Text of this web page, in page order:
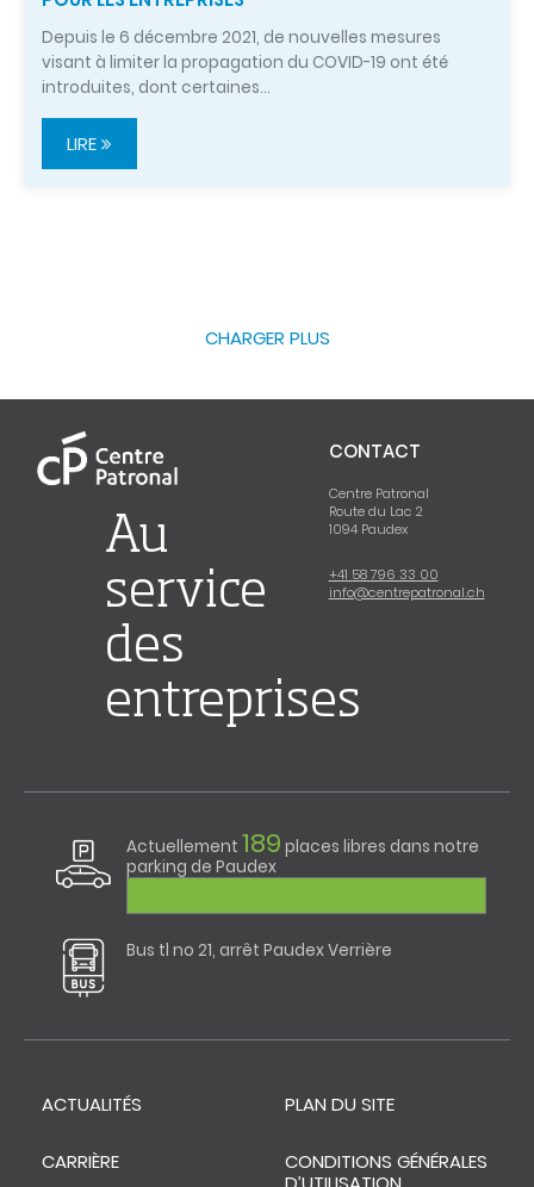
Depuis le 6 décembre 2021, de nouvelles mesures
visant à limiter la propagation du COVID-19 ont été
introduites, dont certaines…
LIRE
CHARGER PLUS
Au
service
des
entreprises
CONTACT
Centre Patronal
Route du Lac 2
1094 Paudex
+41 58 796 33 00
info@centrepatronal.ch
Actuellement 189 places libres dans notre
parking de Paudex
Bus tl no 21, arrêt Paudex Verrière
ACTUALITÉS PLAN DU SITE
CARRIÈRE
CONDITIONS GÉNÉRALES